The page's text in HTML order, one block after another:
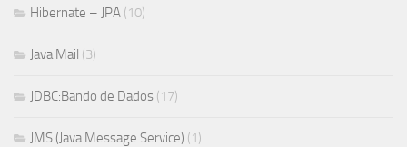
Hibernate – JPA (10)
Java Mail (3)
JDBC:Bando de Dados (17)
JMS (Java Message Service) (1)